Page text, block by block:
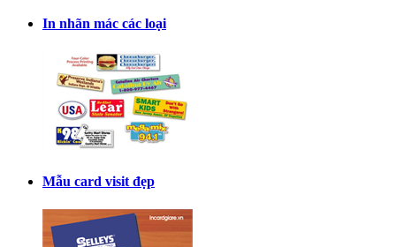
In nhãn mác các loại
Mẫu card visit đẹp